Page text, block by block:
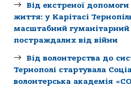
Від екстреної
життя: у Карітасі
масштабний гуманітарний
постраждалих від війни
Від волонтерства до
Тернополі стартувала
волонтерська академія